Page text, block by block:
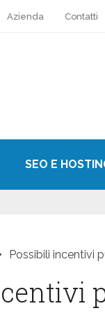
Azienda Contatti
SEO E
Possibili incentivi